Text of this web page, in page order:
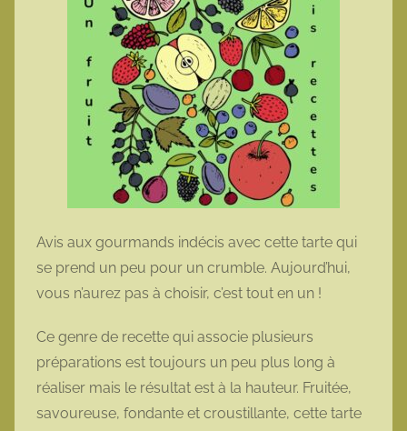
Avis aux gourmands indécis avec cette tarte qui
se prend un peu pour un crumble. Aujourd’hui,
vous n’aurez pas à choisir, c’est tout en un !
Ce genre de recette qui associe plusieurs
préparations est toujours un peu plus long à
réaliser mais le résultat est à la hauteur. Fruitée,
savoureuse, fondante et croustillante, cette tarte